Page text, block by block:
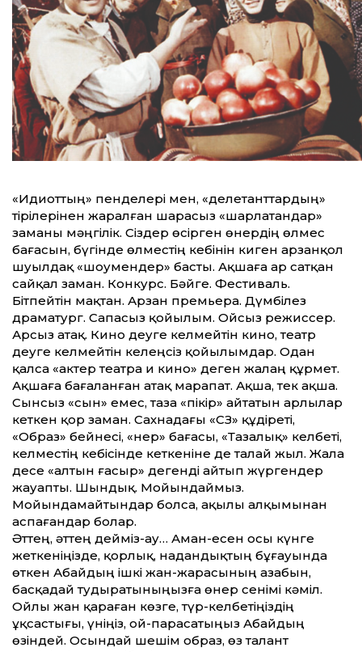
«Идиот­тың» пенделері мен, «делетант­тардың»
тірілерінен жаралған шарасыз «шарлатандар»
заманы мәңгілік. Сіздер өсірген өнердің өлмес
бағасын, бүгінде өлместің кебінін киген арзанқол
шуылдақ «шоумендер» басты. Ақшаға ар сатқан
сайқал заман. Конкурс. Бәйге. Фестиваль.
Бітпейтін мақтан. Арзан премьера. Дүмбілез
драматург. Сапасыз қойылым. Ойсыз режиссер.
Арсыз атақ. Кино деуге келмейтін кино, театр
деуге келмейтін келеңсіз қойылымдар. Одан
қалса «актер театра и кино» деген жалаң құрмет.
Ақшаға бағаланған атақ марапат. Ақша, тек ақша.
Сынсыз «сын» емес, таза «пікір» айтатын арлылар
кеткен қор заман. Сахнадағы «СӨЗ» құдіреті,
«Образ» бейнесі, «Өнер» бағасы, «Тазалық» келбеті,
келместің кебісінде кеткеніне де талай жыл. Жала
десе «алтын ғасыр» дегенді айтып жүргендер
жауапты. Шындық. Мойындаймыз.
Мойындамайтындар болса, ақылы алқымынан
аспағандар болар.
Әт­тең, әт­тең дейміз-ау… Аман-есен осы күнге
жеткеніңізде, қорлық, надандықтың бұғауында
өткен Абайдың ішкі жан-жарасының азабын,
басқадай тудыратыныңызға өнер сенімі кәміл.
Ойлы жан қараған көзге, түр-келбетіңіздің
ұқсастығы, үніңіз, ой-парасатыңыз Абайдың
өзіндей. Осындай шешім образ, өз талант